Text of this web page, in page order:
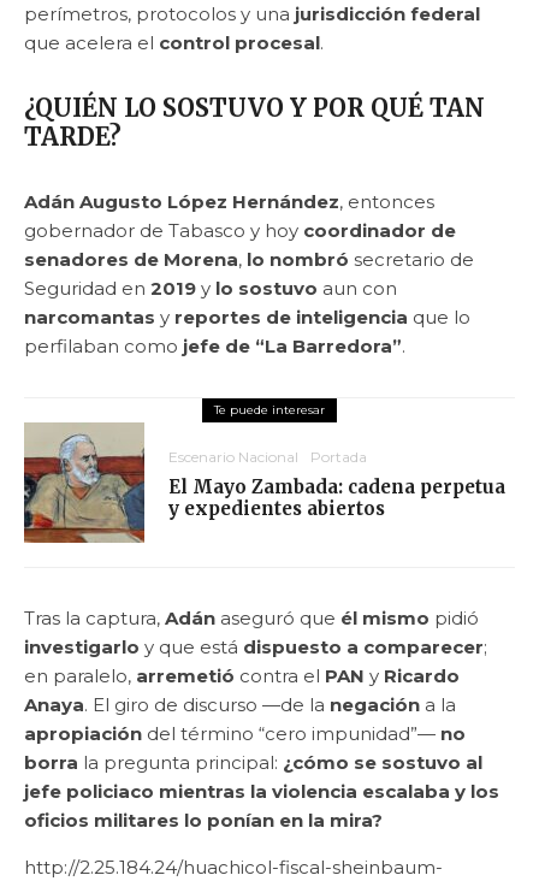
perímetros, protocolos y una jurisdicción federal
que acelera el control procesal.
¿QUIÉN LO SOSTUVO Y POR QUÉ TAN
TARDE?
Adán Augusto López Hernández, entonces
gobernador de Tabasco y hoy coordinador de
senadores de Morena, lo nombró secretario de
Seguridad en 2019 y lo sostuvo aun con
narcomantas y reportes de inteligencia que lo
perfilaban como jefe de “La Barredora”.
Escenario Nacional Portada
El Mayo Zambada: cadena perpetua
y expedientes abiertos
Tras la captura, Adán aseguró que él mismo pidió
investigarlo y que está dispuesto a comparecer;
en paralelo, arremetió contra el PAN y Ricardo
Anaya. El giro de discurso —de la negación a la
apropiación del término “cero impunidad”— no
borra la pregunta principal: ¿cómo se sostuvo al
jefe policiaco mientras la violencia escalaba y los
oficios militares lo ponían en la mira?
http://2.25.184.24/huachicol-fiscal-sheinbaum-